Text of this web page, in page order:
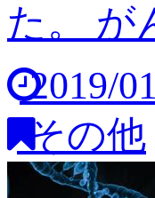
た。 が
2019/
その他